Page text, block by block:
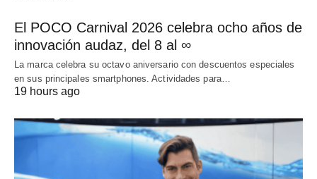
El POCO Carnival 2026 celebra ocho años de
innovación audaz, del 8 al ∞
La marca celebra su octavo aniversario con descuentos especiales
en sus principales smartphones. Actividades para…
19 hours ago